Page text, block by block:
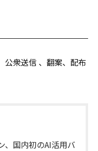
公衆送信 、翻案、配布
、国内初のAI活用バ